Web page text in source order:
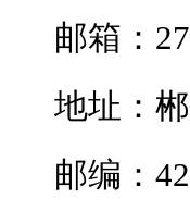
邮箱：
地址：
邮编：